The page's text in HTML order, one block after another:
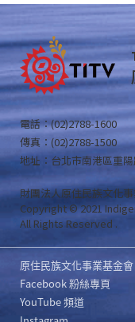
電話：(02)2788-1600
傳真：(02)2788-1500
地址：台北市南港區重
財團法人原住民族文化
Copyright © 2021
All Rights Reserved .
原住民族文化事業基金會
Facebook 粉絲專頁
YouTube 頻道